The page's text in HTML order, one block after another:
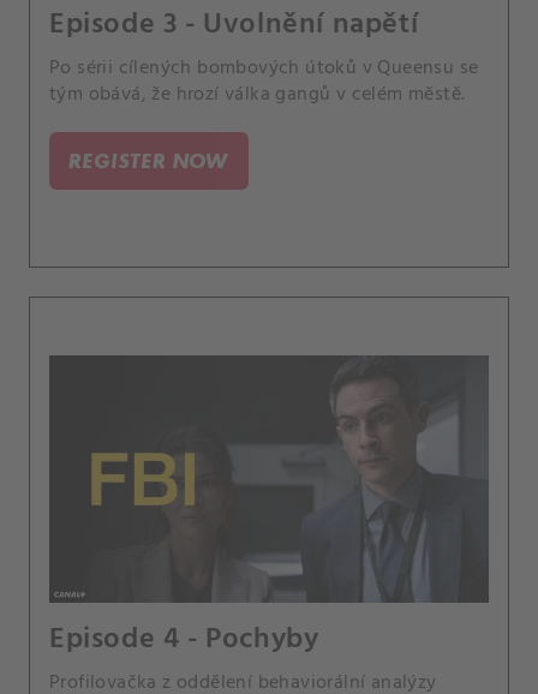
Episode 3 - Uvolnění napětí
Po sérii cílených bombových útoků v Queensu se
tým obává, že hrozí válka gangů v celém městě.
REGISTER NOW
Episode 4 - Pochyby
Profilovačka z oddělení behaviorální analýzy